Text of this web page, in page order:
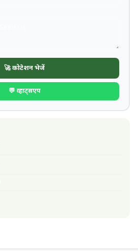
🚀 कोटेशन भेजें
💬 व्हाट्सएप